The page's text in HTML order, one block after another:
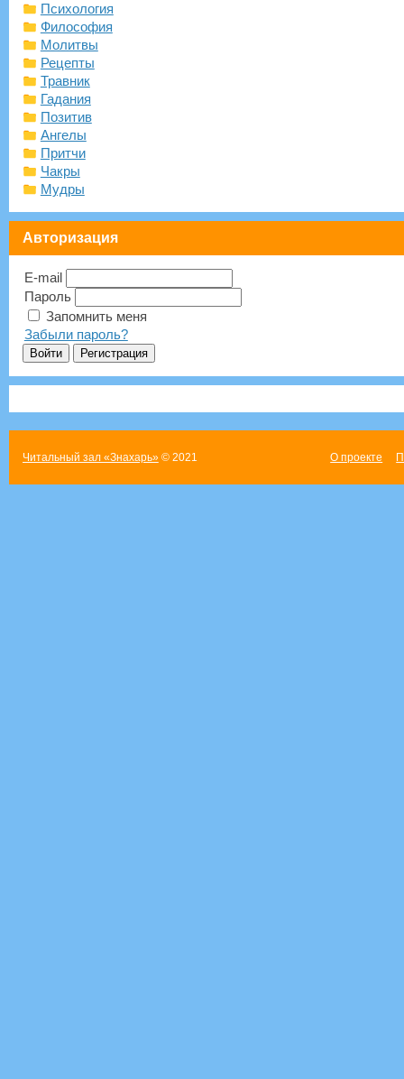
Психология
Философия
Молитвы
Рецепты
Травник
Гадания
Позитив
Ангелы
Притчи
Чакры
Мудры
Авторизация
E-mail
Пароль
Запомнить меня
Забыли пароль?
Читальный зал «Знахарь»© 2021 О проекте